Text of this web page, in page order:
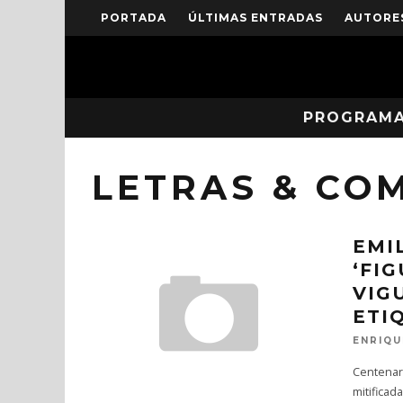
PORTADA ÚLTIMAS ENTRADAS
LETRAS &
[PLAYLIST]